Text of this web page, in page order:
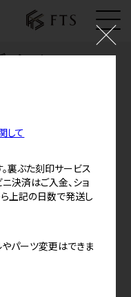
ション
して
裏ぶた刻印サービス
決済はご入金、ショ
上記の日数で発送し
パーツ変更はできま